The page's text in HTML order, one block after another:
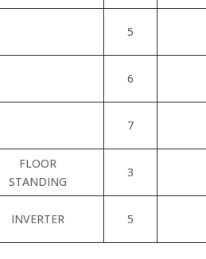
5
6
7
FLOOR
STANDING
3
INVERTER 5